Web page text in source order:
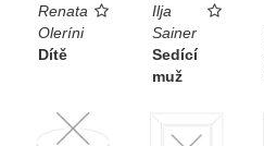
Renata
Oleríni
Dítě
Ilja
Sainer
Sedící
muž